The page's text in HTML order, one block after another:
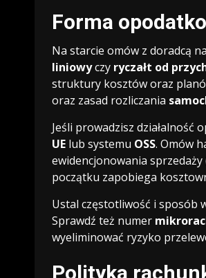
Forma
Na starcie omów z doradcą
liniowyczy ryczałt od
struktury kosztów oraz
oraz zasad rozliczania
Jeśli prowadzisz działalność
UE lub systemu OSS. Omów
ewidencjonowania
początku zapobiega
Ustal częstotliwość i sposób
Sprawdź też numer
wyeliminować ryzyko
Polityka